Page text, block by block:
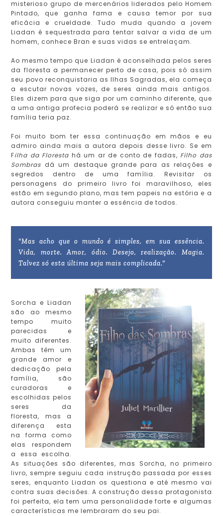
misterioso grupo de mercenários liderados pelo Homem
Pintado, que ganha fama e causa temor por sua
eficácia e crueldade. Tudo muda quando a jovem
Liadan é sequestrada para tentar salvar a vida de um
homem, conhece Bran e suas vidas se entrelaçam.
Ao mesmo tempo que Liadan é aconselhada pelos seres
da floresta a permanecer perto de casa, pois só assim
seu povo reconquistaria as Ilhas Sagradas, ela começa
a escutar novas vozes, de seres ainda mais antigos.
Eles dizem para que siga por um caminho diferente, que
a uma antiga profecia poderá se realizar e só então sua
família teria paz.
Foi muito bom ter essa continuação em mãos e eu
admiro ainda mais a autora depois desse livro. Se em
Filha da Floresta há um ar de conto de fadas, Filho das
Sombras dá um destaque grande para as relações e
segredos dentro de uma família. Revisitar os
personagens do primeiro livro foi maravilhoso, eles
estão em segundo plano, mas tem papeis na estória e a
autora conseguiu manter a essência de todos.
"Mas acho que o mundo é simples, em sua essência.
Vida, morte. Amor, ódio. Desejo, realização. Magia.
Talvez só esta última seja mais complicada."
Sorcha e Liadan
são ao mesmo
tempo muito
parecidas e
muito diferentes.
Ambas têm um
grande amor e
dedicação pela
família, são
curadoras e
escolhidas pelos
seres da
floresta, mas a
diferença esta
na forma como
elas respondem
a essa escolha.
As situações são diferentes, mas Sorcha, no primeiro
livro, sempre seguiu cada instrução passada por esses
seres, enquanto Liadan os questiona e até mesmo vai
contra suas decisões. A construção dessa protagonista
foi perfeita, ela tem uma personalidade forte e algumas
características me lembraram do seu pai.